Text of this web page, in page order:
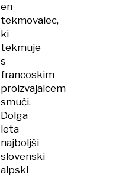
en
tekmovalec,
ki
tekmuje
s
francoskim
proizvajalcem
smuči.
Dolga
leta
najboljši
slovenski
alpski